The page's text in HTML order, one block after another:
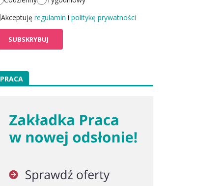
Akceptuję regulamin i politykę prywatności
PRACA